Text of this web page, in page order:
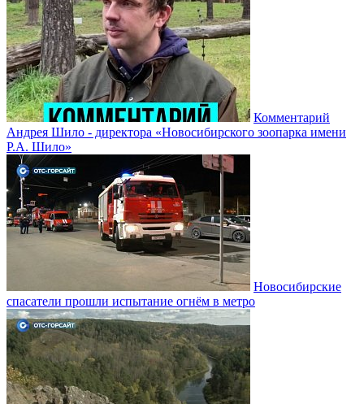
Комментарий
Андрея Шило - директора «Новосибирского зоопарка имени
Р.А. Шило»
Новосибирские
спасатели прошли испытание огнём в метро